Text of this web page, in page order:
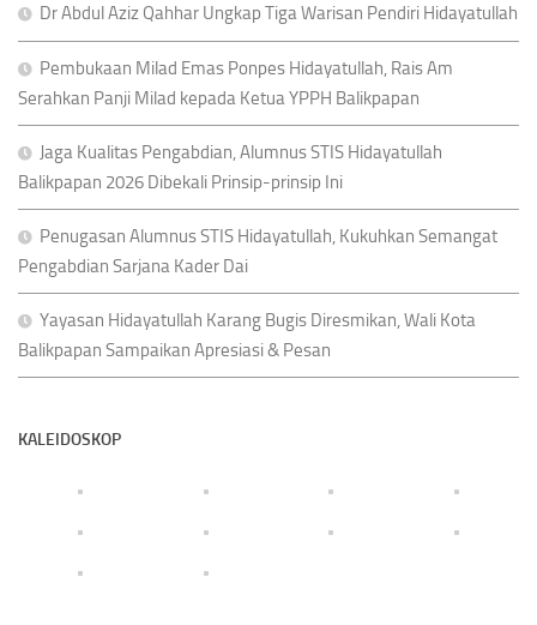
Dr Abdul Aziz Qahhar Ungkap Tiga Warisan Pendiri Hidayatullah
Pembukaan Milad Emas Ponpes Hidayatullah, Rais Am
Serahkan Panji Milad kepada Ketua YPPH Balikpapan
Jaga Kualitas Pengabdian, Alumnus STIS Hidayatullah
Balikpapan 2026 Dibekali Prinsip-prinsip Ini
Penugasan Alumnus STIS Hidayatullah, Kukuhkan Semangat
Pengabdian Sarjana Kader Dai
Yayasan Hidayatullah Karang Bugis Diresmikan, Wali Kota
Balikpapan Sampaikan Apresiasi & Pesan
KALEIDOSKOP